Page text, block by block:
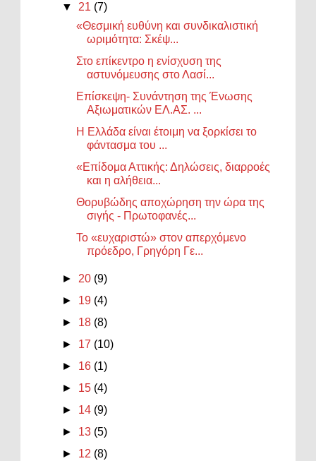
▼ 21 (7)
«Θεσμική ευθύνη και συνδικαλιστική
ωριμότητα: Σκέψ...
Στο επίκεντρο η ενίσχυση της
αστυνόμευσης στο Λασί...
Επίσκεψη- Συνάντηση της Ένωσης
Αξιωματικών ΕΛ.ΑΣ. ...
Η Ελλάδα είναι έτοιμη να ξορκίσει το
φάντασμα του ...
«Επίδομα Αττικής: Δηλώσεις, διαρροές
και η αλήθεια...
Θορυβώδης αποχώρηση την ώρα της
σιγής - Πρωτοφανές...
Το «ευχαριστώ» στον απερχόμενο
πρόεδρο, Γρηγόρη Γε...
► 20 (9)
► 19 (4)
► 18 (8)
► 17 (10)
► 16 (1)
► 15 (4)
► 14 (9)
► 13 (5)
► 12 (8)